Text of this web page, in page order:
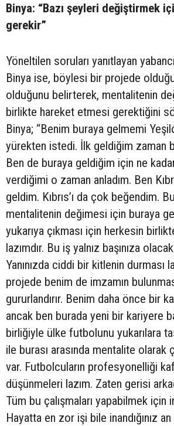
Binya: “Bazı şeyleri değiştirmek
gerekir”
Yöneltilen soruları yanıtlayan
Binya ise, böylesi bir projede
olduğunu belirterek, mentalitenin
birlikte hareket etmesi gerektiğini
Binya; “Benim buraya gelmemi
yürekten istedi. İlk geldiğim zaman
Ben de buraya geldiğim için ne
verdiğimi o zaman anladım. Ben
geldim. Kıbrıs’ı da çok beğendim.
mentalitenin değimesi için buraya
yukarıya çıkması için herkesin
lazımdır. Bu iş yalnız başınıza
Yanınızda ciddi bir kitlenin durması
projede benim de imzamın
gururlandırır. Benim daha önce bir
ancak ben burada yeni bir kariyere
birliğiyle ülke futbolunu yukarılara
ile burası arasında mentalite
var. Futbolcuların profesyonelliği
düşünmeleri lazım. Zaten gerisi
Tüm bu çalışmaları yapabilmek için
Hayatta en zor işi bile inandığınız an